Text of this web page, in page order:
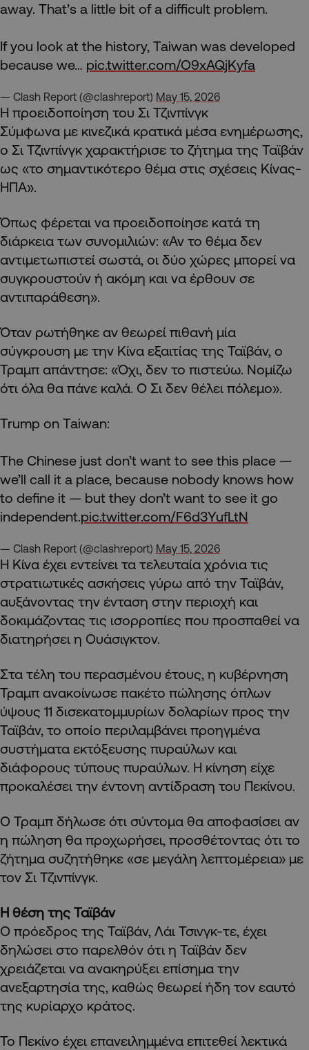
away. That’s a little bit of a difficult problem.
If you look at the history, Taiwan was developed
because we… pic.twitter.com/O9xAQjKyfa
— Clash Report (@clashreport) May 15, 2026
Η προειδοποίηση του Σι Τζινπίνγκ
Σύμφωνα με κινεζικά κρατικά μέσα ενημέρωσης,
ο Σι Τζινπίνγκ χαρακτήρισε το ζήτημα της Ταϊβάν
ως «το σημαντικότερο θέμα στις σχέσεις Κίνας-
ΗΠΑ».
Όπως φέρεται να προειδοποίησε κατά τη
διάρκεια των συνομιλιών: «Αν το θέμα δεν
αντιμετωπιστεί σωστά, οι δύο χώρες μπορεί να
συγκρουστούν ή ακόμη και να έρθουν σε
αντιπαράθεση».
Όταν ρωτήθηκε αν θεωρεί πιθανή μία
σύγκρουση με την Κίνα εξαιτίας της Ταϊβάν, ο
Τραμπ απάντησε: «Όχι, δεν το πιστεύω. Νομίζω
ότι όλα θα πάνε καλά. Ο Σι δεν θέλει πόλεμο».
Trump on Taiwan:
The Chinese just don’t want to see this place —
we’ll call it a place, because nobody knows how
to define it — but they don’t want to see it go
independent. pic.twitter.com/F6d3YufLtN
— Clash Report (@clashreport) May 15, 2026
Η Κίνα έχει εντείνει τα τελευταία χρόνια τις
στρατιωτικές ασκήσεις γύρω από την Ταϊβάν,
αυξάνοντας την ένταση στην περιοχή και
δοκιμάζοντας τις ισορροπίες που προσπαθεί να
διατηρήσει η Ουάσιγκτον.
Στα τέλη του περασμένου έτους, η κυβέρνηση
Τραμπ ανακοίνωσε πακέτο πώλησης όπλων
ύψους 11 δισεκατομμυρίων δολαρίων προς την
Ταϊβάν, το οποίο περιλαμβάνει προηγμένα
συστήματα εκτόξευσης πυραύλων και
διάφορους τύπους πυραύλων. Η κίνηση είχε
προκαλέσει την έντονη αντίδραση του Πεκίνου.
Ο Τραμπ δήλωσε ότι σύντομα θα αποφασίσει αν
η πώληση θα προχωρήσει, προσθέτοντας ότι το
ζήτημα συζητήθηκε «σε μεγάλη λεπτομέρεια» με
τον Σι Τζινπίνγκ.
Η θέση της Ταϊβάν
Ο πρόεδρος της Ταϊβάν, Λάι Τσινγκ-τε, έχει
δηλώσει στο παρελθόν ότι η Ταϊβάν δεν
χρειάζεται να ανακηρύξει επίσημα την
ανεξαρτησία της, καθώς θεωρεί ήδη τον εαυτό
της κυρίαρχο κράτος.
Το Πεκίνο έχει επανειλημμένα επιτεθεί λεκτικά